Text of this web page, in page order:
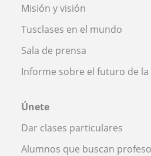
Misión y visión
Tusclases en el mundo
Sala de prensa
Informe sobre el futuro de la
Únete
Dar clases particulares
Alumnos que buscan